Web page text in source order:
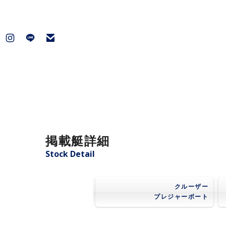
掲載艇詳細
Stock Detail
クルーザー
プレジャーボート